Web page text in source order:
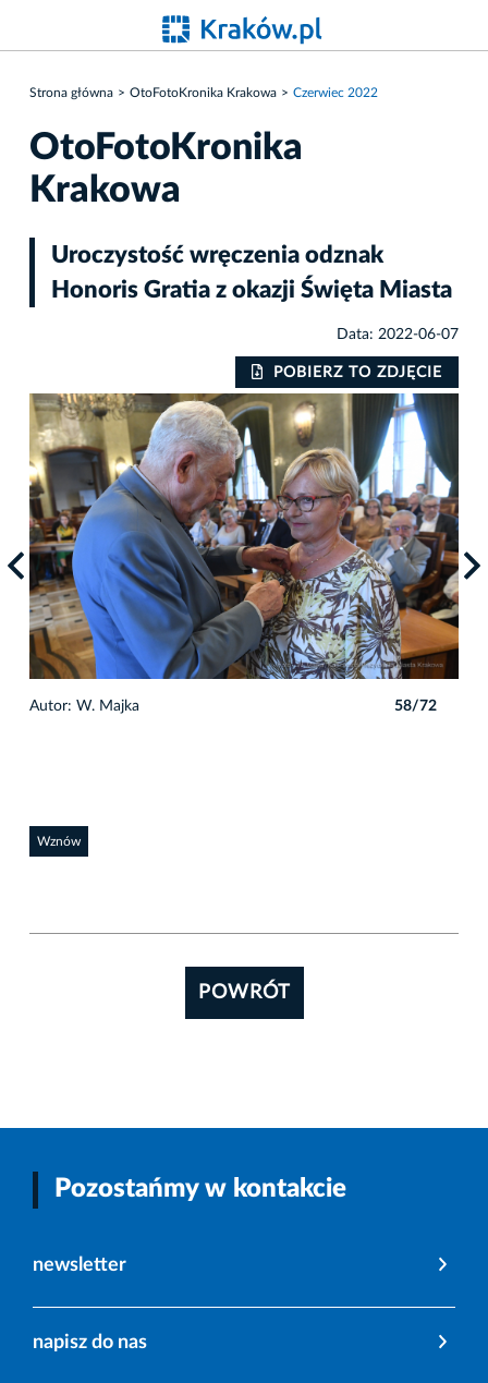
Strona główna OtoFotoKronika Krakowa Czerwiec 2022
OtoFotoKronika
Krakowa
Uroczystość wręczenia odznak
Honoris Gratia z okazji Święta Miasta
Data: 2022-06-07
POBIERZ TO ZDJĘCIE
Autor: W. Majka 58/72
Wznów
POWRÓT
Pozostańmy w kontakcie
newsletter
napisz do nas